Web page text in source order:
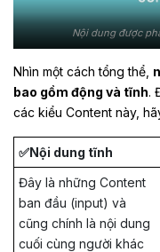
Nội dung được
Nhìn một cách tổng thể,
bao gồm động và tĩnh.
các kiểu Content này,
✅Nội dung tĩnh
Đây là những Content
ban đầu (input) và
cũng chính là nội dung
cuối cùng người khác